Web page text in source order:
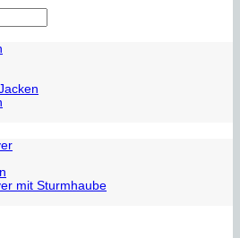
mit Sturmhaube